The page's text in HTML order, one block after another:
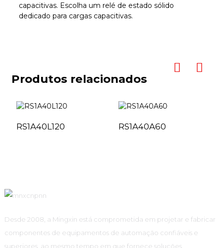
capacitivas. Escolha um relé de estado sólido
dedicado para cargas capacitivas.
Produtos relacionados
RS1A40L120 RS1A40A60
Desde 2008, a Mingxin está comprometida em projetar e fabricar
componentes de equipamentos de automação confiáveis ​​e
superiores, ao mesmo tempo em que fornece soluções